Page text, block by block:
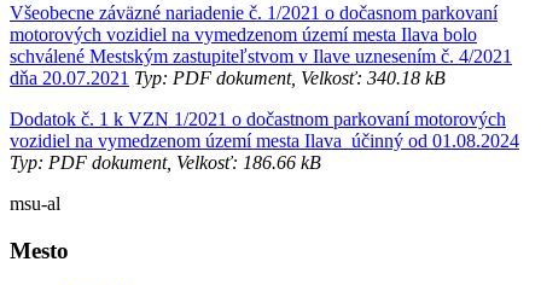
Všeobecne záväzné nariadenie č. 1/2021 o dočasnom parkovaní
motorových vozidiel na vymedzenom území mesta Ilava bolo
schválené Mestským zastupiteľstvom v Ilave uznesením č. 4/2021
dňa 20.07.2021 Typ: PDF dokument, Velkosť: 340.18 kB
Dodatok č. 1 k VZN 1/2021 o dočastnom parkovaní motorových
vozidiel na vymedzenom území mesta Ilava účinný od 01.08.2024
Typ: PDF dokument, Velkosť: 186.66 kB
msu-al
Mesto